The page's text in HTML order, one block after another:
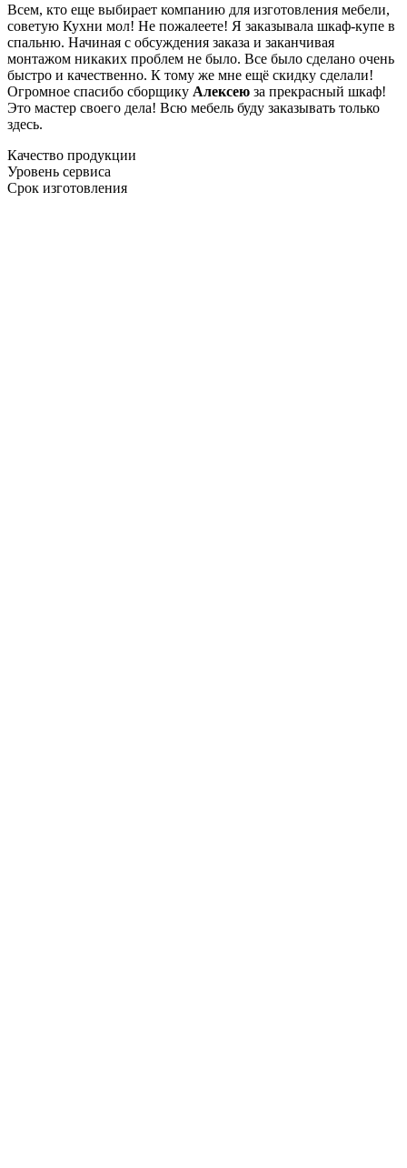
Всем, кто еще выбирает компанию для изготовления мебели,
советую Кухни мол! Не пожалеете! Я заказывала шкаф-купе в
спальню. Начиная с обсуждения заказа и заканчивая
монтажом никаких проблем не было. Все было сделано очень
быстро и качественно. К тому же мне ещё скидку сделали!
Огромное спасибо сборщику Алексею за прекрасный шкаф!
Это мастер своего дела! Всю мебель буду заказывать только
здесь.
Качество продукции
Уровень сервиса
Срок изготовления